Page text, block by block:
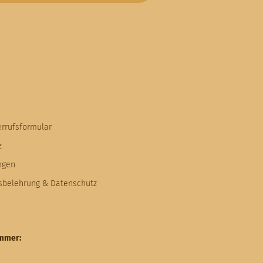
& Datenschutz